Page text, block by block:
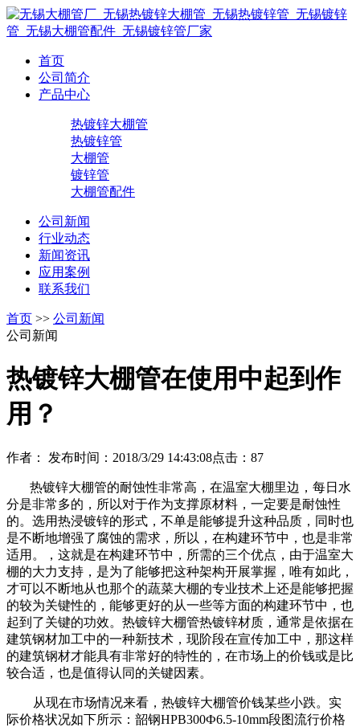
首页
公司简介
产品中心
热镀锌大棚管
热镀锌管
大棚管
镀锌管
大棚管配件
公司新闻
行业动态
新闻资讯
应用案例
联系我们
首页 >> 公司新闻
公司新闻
热镀锌大棚管在使用中起到作
用？
作者： 发布时间：2018/3/29 14:43:08点击： 87
热镀锌大棚管的耐蚀性非常高，在温室大棚里边，每日水
分是非常多的，所以对于作为支撑原材料，一定要是耐蚀性
的。选用热浸镀锌的形式，不单是能够提升这种品质，同时也
是不断地增强了腐蚀的需求，所以，在构建环节中，也是非常
适用。，这就是在构建环节中，所需的三个优点，由于温室大
棚的大力支持，是为了能够把这种架构开展掌握，唯有如此，
才可以不断地从也那个的蔬菜大棚的专业技术上还是能够把握
的较为关键性的，能够更好的从一些等方面的构建环节中，也
起到了关键的功效。热镀锌大棚管热镀锌材质，通常是依据在
建筑钢材加工中的一种新技术，现阶段在宣传加工中，那这样
的建筑钢材才能具有非常好的特性的，在市场上的价钱或是比
较合适，也是值得认同的关键因素。
从现在市场情况来看，热镀锌大棚管价钱某些小跌。实
际价格状况如下所示：韶钢HPB300Ф6.5-10mm段图流行价格